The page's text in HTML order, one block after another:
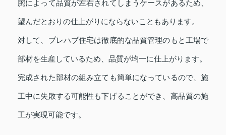
腕によって品質が左右されてしまうケースがあるため、
望んだとおりの仕上がりにならないこともあります。
対して、プレハブ住宅は徹底的な品質管理のもと工場で
部材を生産しているため、品質が均一に仕上がります。
完成された部材の組み立ても簡単になっているので、施
工中に失敗する可能性も下げることができ、高品質の施
工が実現可能です。